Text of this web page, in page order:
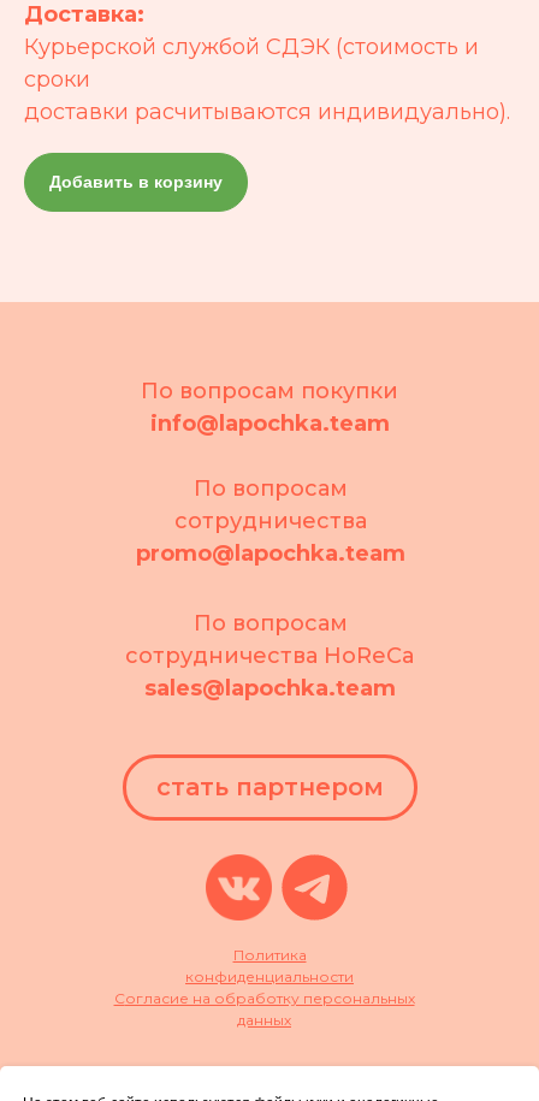
Доставка:
Курьерской службой СДЭК (стоимость и
сроки
доставки расчитываются индивидуально).
Добавить в корзину
По вопросам покупки
info@lapochka.team
стать партнером
По вопросам
сотрудничества
promo@lapochka.team
По вопросам
сотрудничества HoReCa
sales@lapochka.team
Политика
конфиденциальности
Согласие на обработку персональных
данных